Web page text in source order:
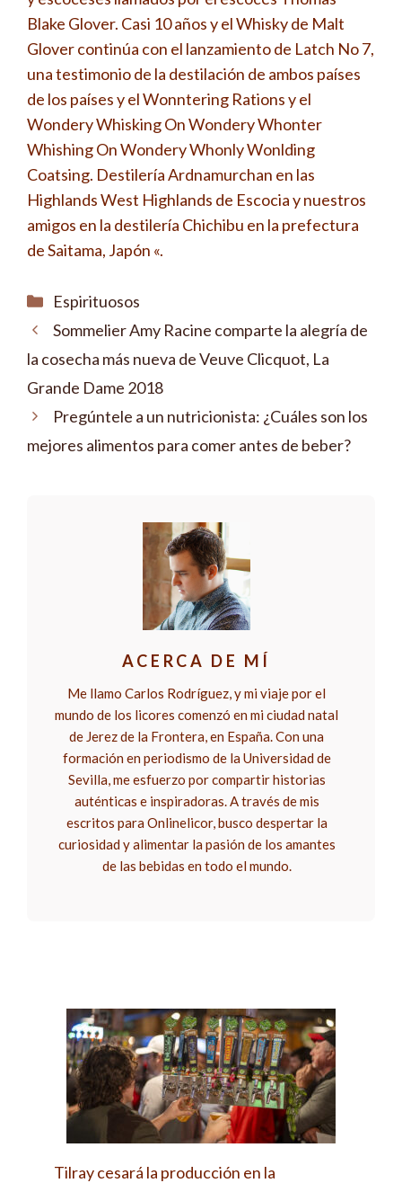
Blake Glover. Casi 10 años y el Whisky de Malt
Glover continúa con el lanzamiento de Latch No 7,
una testimonio de la destilación de ambos países
de los países y el Wonntering Rations y el
Wondery Whisking On Wondery Whonter
Whishing On Wondery Whonly Wonlding
Coatsing. Destilería Ardnamurchan en las
Highlands West Highlands de Escocia y nuestros
amigos en la destilería Chichibu en la prefectura
de Saitama, Japón «.
Categorías
Espirituosos
Sommelier Amy Racine comparte la alegría de
la cosecha más nueva de Veuve Clicquot, La
Grande Dame 2018
Pregúntele a un nutricionista: ¿Cuáles son los
mejores alimentos para comer antes de beber?
ACERCA DE MÍ
Me llamo Carlos Rodríguez, y mi viaje por el
mundo de los licores comenzó en mi ciudad natal
de Jerez de la Frontera, en España. Con una
formación en periodismo de la Universidad de
Sevilla, me esfuerzo por compartir historias
auténticas e inspiradoras. A través de mis
escritos para Onlinelicor, busco despertar la
curiosidad y alimentar la pasión de los amantes
de las bebidas en todo el mundo.
Tilray cesará la producción en la